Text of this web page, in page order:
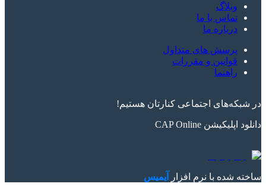
وبلاگ
تماس با ما
درباره ما
پرسش های متداول
قوانین و مقررات
راهنما
در شبکه‌های اجتماعی کنارتان هستیم!
دانلود اپلیکیشن CAP Online
ساخته شده با نرم افزار آیمیس